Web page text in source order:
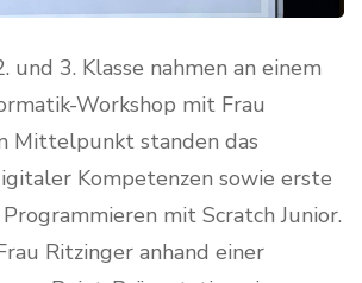
und 3. Klasse nahmen an einem
Workshop mit Frau
Mittelpunkt standen das
Kompetenzen sowie erste
mit Scratch Junior.
Ritzinger anhand einer